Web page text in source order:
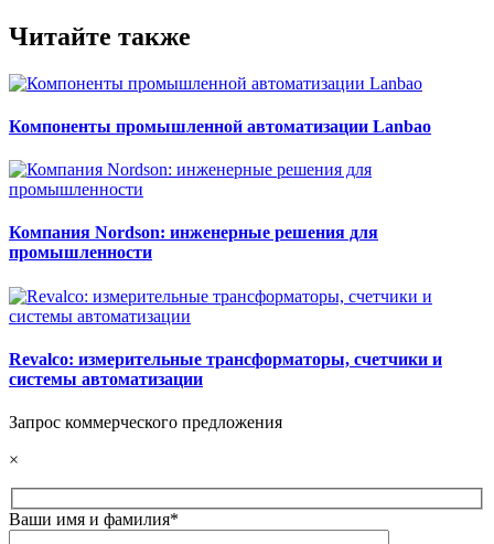
Читайте также
Компоненты промышленной автоматизации Lanbao
Компания Nordson: инженерные решения для
промышленности
Revalco: измерительные трансформаторы, счетчики и
системы автоматизации
Запрос коммерческого предложения
×
Ваши имя и фамилия*